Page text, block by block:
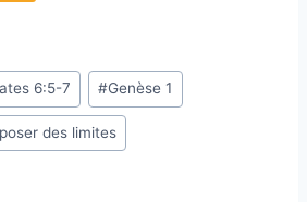
jusqu’au 31 mai 2026.
sur
livre
6:5-7 #Genèse 1
poser des limites